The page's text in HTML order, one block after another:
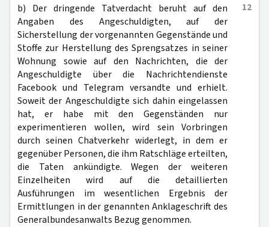
12
b) Der dringende Tatverdacht beruht auf den
Angaben des Angeschuldigten, auf der
Sicherstellung der vorgenannten Gegenstände und
Stoffe zur Herstellung des Sprengsatzes in seiner
Wohnung sowie auf den Nachrichten, die der
Angeschuldigte über die Nachrichtendienste
Facebook und Telegram versandte und erhielt.
Soweit der Angeschuldigte sich dahin eingelassen
hat, er habe mit den Gegenständen nur
experimentieren wollen, wird sein Vorbringen
durch seinen Chatverkehr widerlegt, in dem er
gegenüber Personen, die ihm Ratschläge erteilten,
die Taten ankündigte. Wegen der weiteren
Einzelheiten wird auf die detaillierten
Ausführungen im wesentlichen Ergebnis der
Ermittlungen in der genannten Anklageschrift des
Generalbundesanwalts Bezug genommen.